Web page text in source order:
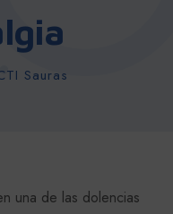
Sauras
una de las dolencias